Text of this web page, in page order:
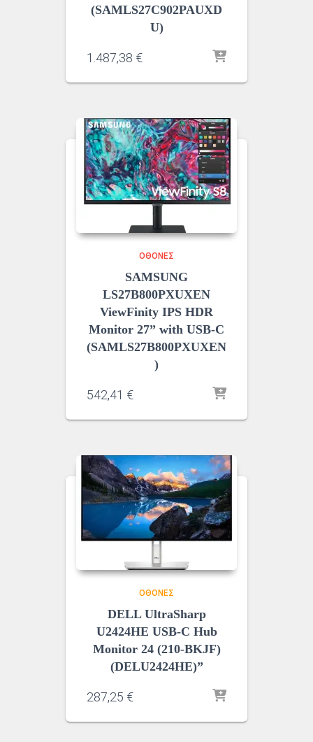
(SAMLS27C902PAUXD
U)
1.487,38 €
ΟΘΌΝΕΣ
SAMSUNG
LS27B800PXUXEN
ViewFinity IPS HDR
Monitor 27” with USB-C
(SAMLS27B800PXUXEN
)
542,41 €
ΟΘΌΝΕΣ
DELL UltraSharp
U2424HE USB-C Hub
Monitor 24 (210-BKJF)
(DELU2424HE)”
287,25 €